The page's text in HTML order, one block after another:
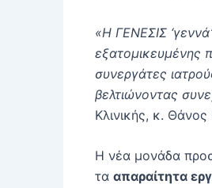
«Η ΓΕΝΕΣΙΣ
εξατομικευμένης
συνεργάτες
βελτιώνοντας
Κλινικής, κ. Θάνος
Η νέα μονάδα
τα απαραίτητα